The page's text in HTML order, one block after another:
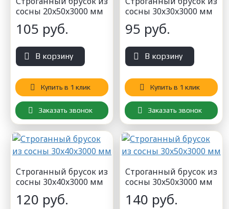
сосны 20x50x3000 мм
105 руб.
В корзину
Купить в 1 клик
Заказать звонок
сосны 30x30x3000 мм
95 руб.
В корзину
Купить в 1 клик
Заказать звонок
Строганный брусок из
сосны 30x40x3000 мм
120 руб.
Строганный брусок из
сосны 30x50x3000 мм
140 руб.